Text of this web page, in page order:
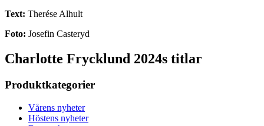
Text: Therése Alhult
Foto: Josefin Casteryd
Charlotte Frycklund 2024s titlar
Produktkategorier
Vårens nyheter
Höstens nyheter